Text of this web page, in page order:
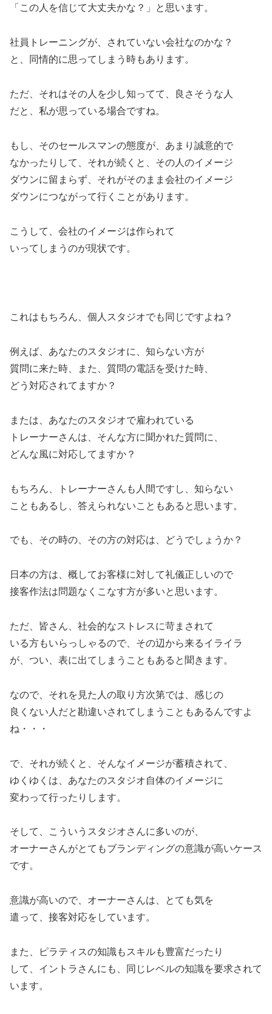
「この人を信じて大丈夫かな？」と思います。
社員トレーニングが、されていない会社なのかな？
と、同情的に思ってしまう時もあります。
ただ、それはその人を少し知ってて、良さそうな人
だと、私が思っている場合ですね。
もし、そのセールスマンの態度が、あまり誠意的で
なかったりして、それが続くと、その人のイメージ
ダウンに留まらず、それがそのまま会社のイメージ
ダウンにつながって行くことがあります。
こうして、会社のイメージは作られて
いってしまうのが現状です。
これはもちろん、個人スタジオでも同じですよね？
例えば、あなたのスタジオに、知らない方が
質問に来た時、また、質問の電話を受けた時、
どう対応されてますか？
または、あなたのスタジオで雇われている
トレーナーさんは、そんな方に聞かれた質問に、
どんな風に対応してますか？
もちろん、トレーナーさんも人間ですし、知らない
こともあるし、答えられないこともあると思います。
でも、その時の、その方の対応は、どうでしょうか？
日本の方は、概してお客様に対して礼儀正しいので
接客作法は問題なくこなす方が多いと思います。
ただ、皆さん、社会的なストレスに苛まされて
いる方もいらっしゃるので、その辺から来るイライラ
が、つい、表に出てしまうこともあると聞きます。
なので、それを見た人の取り方次第では、感じの
良くない人だと勘違いされてしまうこともあるんですよ
ね・・・
で、それが続くと、そんなイメージが蓄積されて、
ゆくゆくは、あなたのスタジオ自体のイメージに
変わって行ったりします。
そして、こういうスタジオさんに多いのが、
オーナーさんがとてもブランディングの意識が高いケース
です。
意識が高いので、オーナーさんは、とても気を
遣って、接客対応をしています。
また、ピラティスの知識もスキルも豊富だったり
して、イントラさんにも、同じレベルの知識を要求されて
います。